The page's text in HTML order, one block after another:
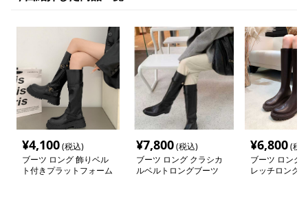
¥4,100(税込)
ブーツ ロング 飾りベル
ト付きプラットフォーム
¥7,800(税込)
ブーツ ロング クラシカ
ルベルトロングブーツ
¥6,800(税
ブーツ ロング
レッチロング